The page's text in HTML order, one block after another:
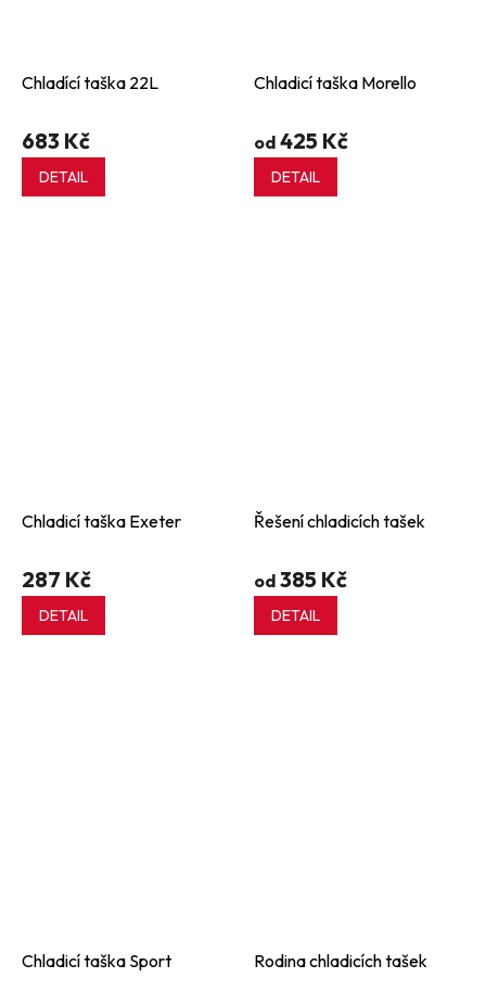
Chladící taška 22L
683 Kč
DETAIL
Chladicí taška Morello
od 425 Kč
DETAIL
Chladicí taška Exeter
287 Kč
DETAIL
Řešení chladicích tašek
od 385 Kč
DETAIL
Chladicí taška Sport Rodina chladicích tašek